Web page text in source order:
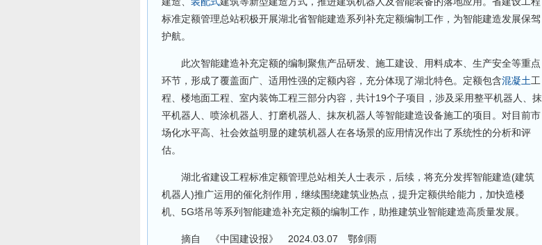
标准定额管理总站积极开展湖北省智能建造系列补充定额编制工作，为智能建造发展保驾
护航。
此次智能建造补充定额的编制聚焦产品研发、施工建设、用料成本、生产安全等重点
环节，形成了覆盖面广、适用性强的定额内容，充分体现了湖北特色。定额包含混凝土工
程、楼地面工程、室内装饰工程三部分内容，共计19个子项目，涉及采用整平机器人、抹
平机器人、喷涂机器人、打磨机器人、抹灰机器人等智能建造设备施工的项目。对目前市
场化水平高、社会效益明显的建筑机器人在各场景的应用情况作出了系统性的分析和评
估。
湖北省建设工程标准定额管理总站相关人士表示，后续，将充分发挥智能建造(建筑
机器人)推广运用的催化剂作用，继续围绕建筑业热点，提升定额供给能力，加快造楼
机、5G塔吊等系列智能建造补充定额的编制工作，助推建筑业智能建造高质量发展。
摘自 《中国建设报》 2024.03.07 鄂剑雨